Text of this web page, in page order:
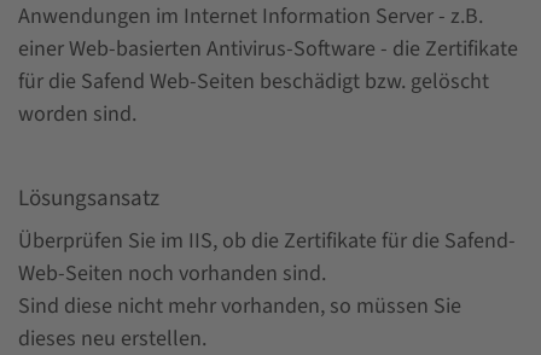
Anwendungen im Internet Information Server - z.B.
einer Web-basierten Antivirus-Software - die Zertifikate
für die Safend Web-Seiten beschädigt bzw. gelöscht
worden sind.
Lösungsansatz
Überprüfen Sie im IIS, ob die Zertifikate für die Safend-
Web-Seiten noch vorhanden sind.
Sind diese nicht mehr vorhanden, so müssen Sie
dieses neu erstellen.